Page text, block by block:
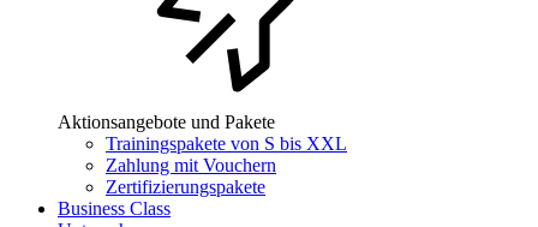
Aktionsangebote und Pakete
Trainingspakete von S bis XXL
Zahlung mit Vouchern
Zertifizierungspakete
Business Class